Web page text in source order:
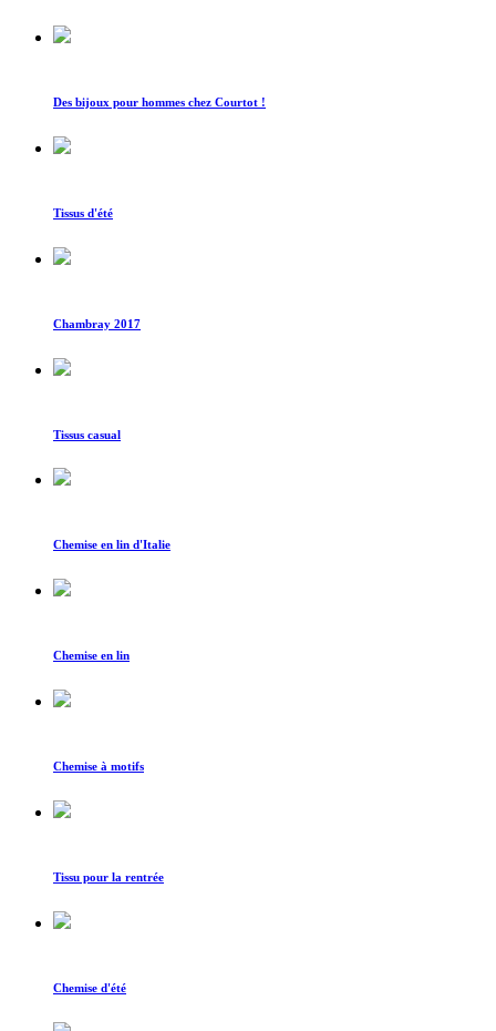
Des bijoux pour hommes chez Courtot !
Tissus d'été
Chambray 2017
Tissus casual
Chemise en lin d'Italie
Chemise en lin
Chemise à motifs
Tissu pour la rentrée
Chemise d'été